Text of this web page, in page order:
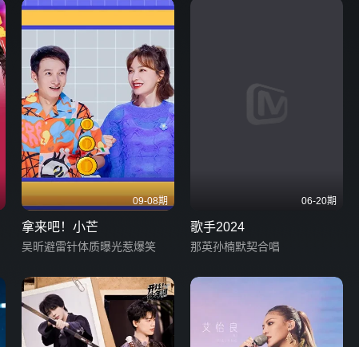
09-08期
拿来吧！小芒
吴昕避雷针体质曝光惹爆笑
06-20期
歌手2024
那英孙楠默契合唱